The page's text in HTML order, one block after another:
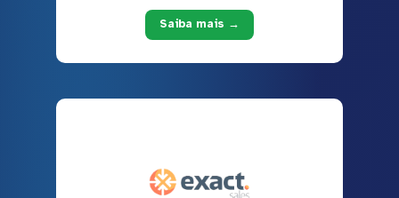
Saiba mais →